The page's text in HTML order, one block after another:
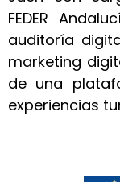
FEDER
auditoría
marketing
de una
experiencias